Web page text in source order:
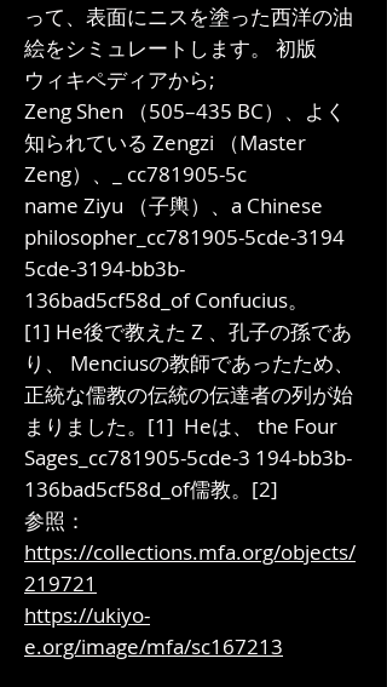
って、表面にニスを塗った西洋の油
絵をシミュレートします。 初版
ウィキペディアから;
Zeng Shen （505–435 BC）、よく
知られている Zengzi （Master
Zeng）、_ cc781905-5c
name Ziyu （子輿）、a Chinese
philosopher_cc781905-5cde-3194
5cde-3194-bb3b-
136bad5cf58d_of Confucius。
[1] He後で教えた Z 、孔子の孫であ
り、 Menciusの教師であったため、
正統な儒教の伝統の伝達者の列が始
まりました。[1] Heは、 the Four
Sages_cc781905-5cde-3 194-bb3b-
136bad5cf58d_of儒教。[2]
参照：
https://collections.mfa.org/objects/
219721
https://ukiyo-
e.org/image/mfa/sc167213